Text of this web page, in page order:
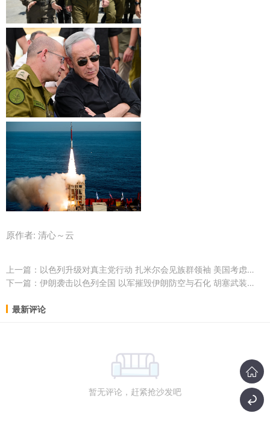
原作者: 清心～云
上一篇： 以色列升级对真主党行动 扎米尔会见族群领袖 美国考虑欧洲撤军 ...
下一篇： 伊朗袭击以色列全国 以军摧毁伊朗防空与石化 胡塞武装承认参与袭击 ...
最新评论
暂无评论，赶紧抢沙发吧